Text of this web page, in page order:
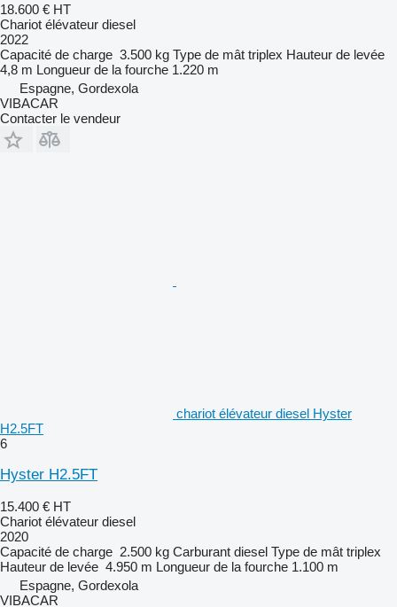
18.600 € HT
Chariot élévateur diesel
2022
Capacité de charge 3.500 kg Type de mât triplex Hauteur de levée
4,8 m Longueur de la fourche 1.220 m
Espagne, Gordexola
VIBACAR
Contacter le vendeur
chariot élévateur diesel Hyster
H2.5FT
6
Hyster H2.5FT
15.400 € HT
Chariot élévateur diesel
2020
Capacité de charge 2.500 kg Carburant diesel Type de mât triplex
Hauteur de levée 4.950 m Longueur de la fourche 1.100 m
Espagne, Gordexola
VIBACAR